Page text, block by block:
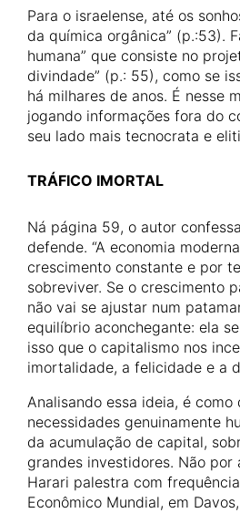
Para o israelense, até os
da química orgânica” (p.:53).
humana” que consiste no
divindade” (p.: 55), como se
há milhares de anos. É nesse
jogando informações fora do
seu lado mais tecnocrata e
TRÁFICO IMORTAL
Ná página 59, o autor
defende. “A economia
crescimento constante e por
sobreviver. Se o crescimento
não vai se ajustar num
equilíbrio aconchegante: ela
isso que o capitalismo nos
imortalidade, a felicidade e a
Analisando essa ideia, é como
necessidades genuinamente
da acumulação de capital,
grandes investidores. Não por
Harari palestra com
Econômico Mundial, em